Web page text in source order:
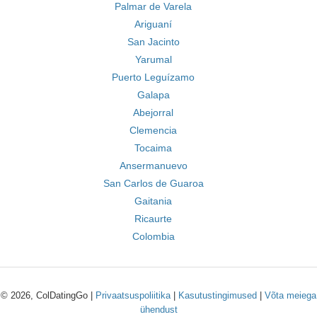
Palmar de Varela
Ariguaní
San Jacinto
Yarumal
Puerto Leguízamo
Galapa
Abejorral
Clemencia
Tocaima
Ansermanuevo
San Carlos de Guaroa
Gaitania
Ricaurte
Colombia
© 2026, ColDatingGo | Privaatsuspoliitika| Kasutustingimused
Võta meiega
ühendust